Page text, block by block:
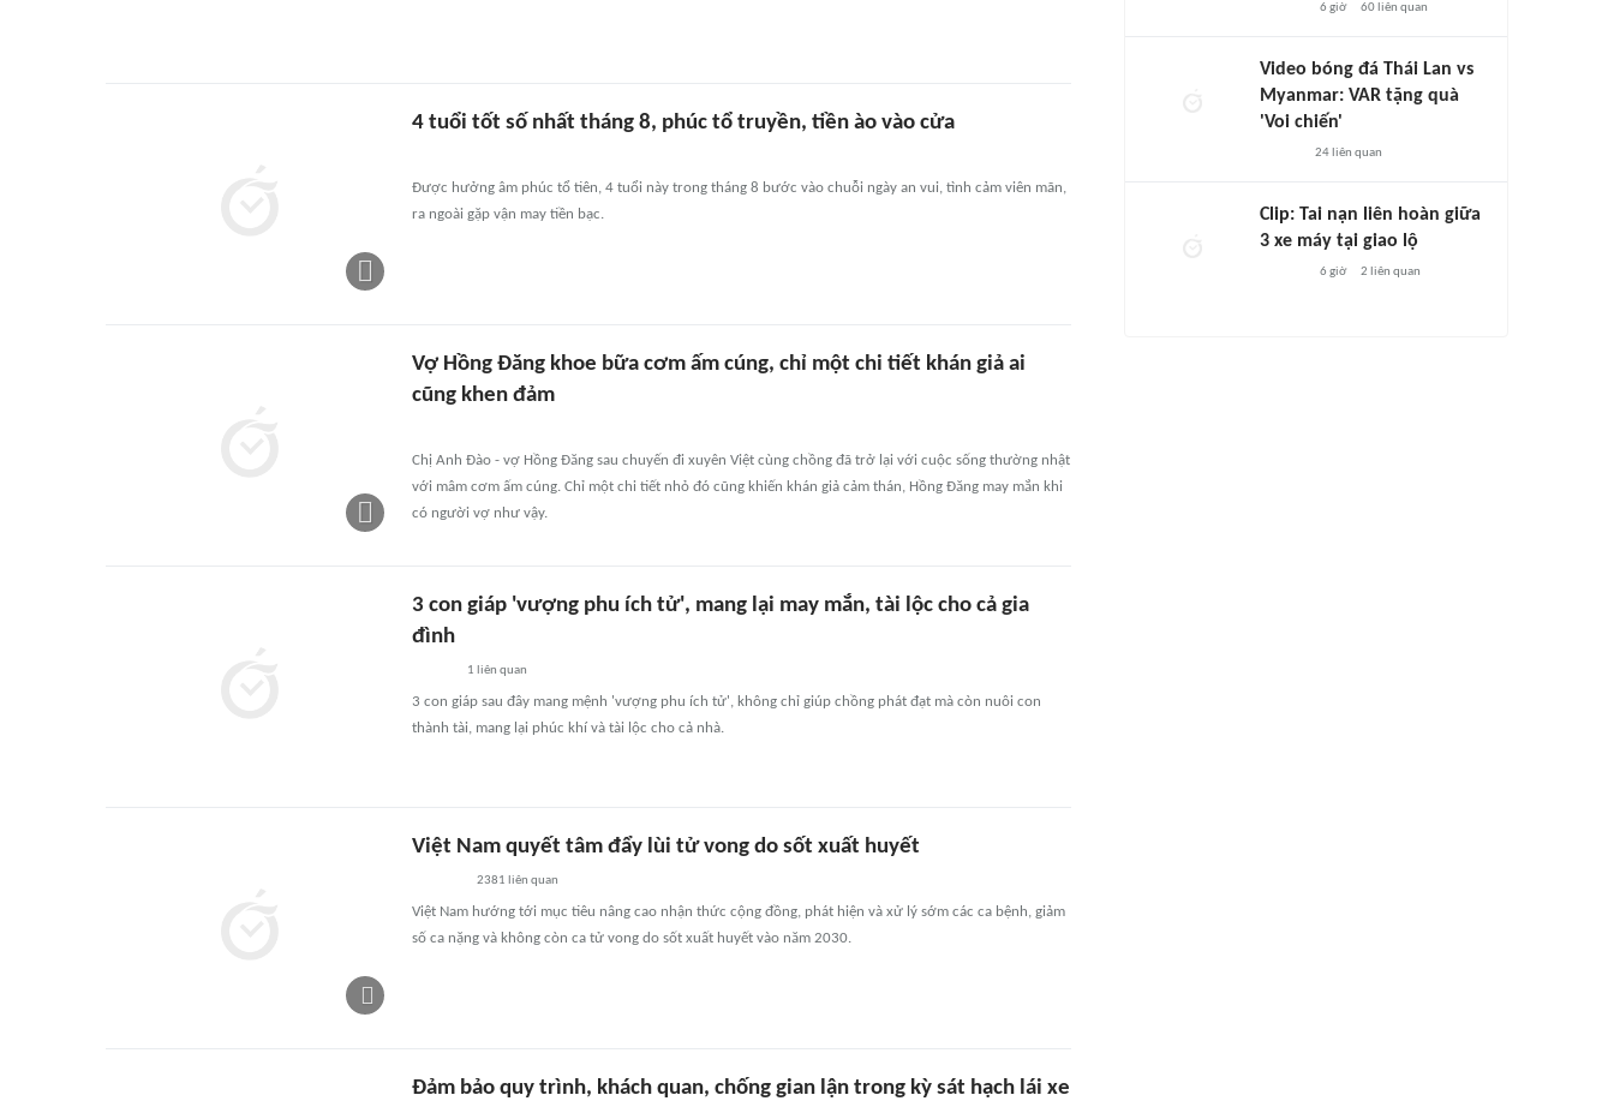
4 tuổi tốt số nhất tháng 8, phúc tổ truyền, tiền ào vào cửa
Được hưởng âm phúc tổ tiên, 4 tuổi này trong tháng 8 bước vào chuỗi ngày an vui, tình cảm viên mãn,
ra ngoài gặp vận may tiền bạc.
Vợ Hồng Đăng khoe bữa cơm ấm cúng, chỉ một chi tiết khán giả ai
cũng khen đảm
Chị Anh Đào - vợ Hồng Đăng sau chuyến đi xuyên Việt cùng chồng đã trở lại với cuộc sống thường nhật
với mâm cơm ấm cúng. Chỉ một chi tiết nhỏ đó cũng khiến khán giả cảm thán, Hồng Đăng may mắn khi
có người vợ như vậy.
3 con giáp 'vượng phu ích tử', mang lại may mắn, tài lộc cho cả gia
đình
1 liên quan
3 con giáp sau đây mang mệnh 'vượng phu ích tử', không chỉ giúp chồng phát đạt mà còn nuôi con
thành tài, mang lại phúc khí và tài lộc cho cả nhà.
Việt Nam quyết tâm đẩy lùi tử vong do sốt xuất huyết
2381 liên quan
Việt Nam hướng tới mục tiêu nâng cao nhận thức cộng đồng, phát hiện và xử lý sớm các ca bệnh, giảm
số ca nặng và không còn ca tử vong do sốt xuất huyết vào năm 2030.
Đảm bảo quy trình, khách quan, chống gian lận trong kỳ sát hạch lái xe
6 giờ 60liên quan
Video bóng đá Thái Lan vs
Myanmar: VAR tặng quà
'Voi chiến'
24liên quan
Clip: Tai nạn liên hoàn giữa
3 xe máy tại giao lộ
6 giờ 2 liên quan